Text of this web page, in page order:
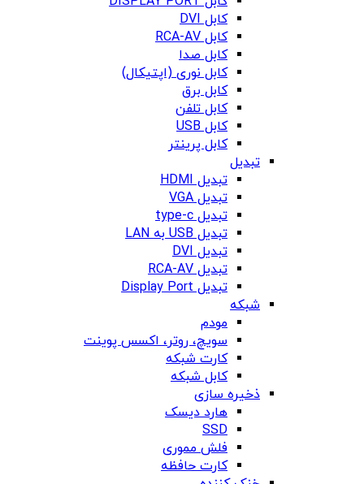
کابل DVI
کابل RCA-AV
کابل صدا
کابل نوری (اپتیکال)
کابل برق
کابل تلفن
کابل USB
کابل پرینتر
تبدیل
تبدیل HDMI
تبدیل VGA
تبدیل type-c
تبدیل USB به LAN
تبدیل DVI
تبدیل RCA-AV
تبدیل Display Port
شبکه
مودم
سویچ، روتر، اکسس پوینت
کارت شبکه
کابل شبکه
ذخیره سازی
هارد دیسک
SSD
فلش مموری
کارت حافظه